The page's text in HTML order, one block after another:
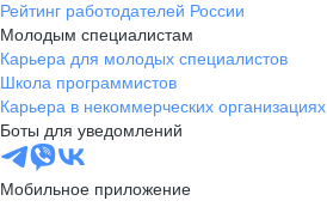
Рейтинг работодателей России
Молодым специалистам
Карьера для молодых специалистов
Школа программистов
Карьера в некоммерческих организациях
Боты для уведомлений
Мобильное приложение